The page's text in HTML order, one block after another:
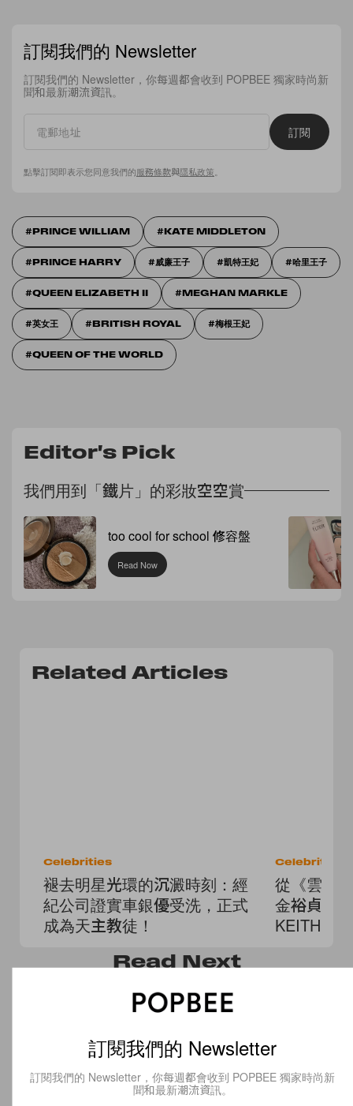
訂閱我們的 Newsletter
訂閱我們的 Newsletter，你每週都會收到 POPBEE 獨家時尚新
聞和最新潮流資訊。
訂閱
點擊訂閱即表示您同意我們的服務條款與隱私政策。
PRINCE WILLIAM KATE MIDDLETON
PRINCE HARRY 威廉王子 凱特王妃 哈里王子
QUEEN ELIZABETH II MEGHAN MARKLE
英女王 BRITISH ROYAL 梅根王妃
QUEEN OF THE WORLD
Editor's Pick
我們用到「鐵片」的彩妝空空賞
too cool for school 修容盤
Read Now
Related Articles
Celebrities
褪去明星光環的沉澱時刻：經
紀公司證實車銀優受洗，正式
成為天主教徒！
Celebrities
從《雲畫
金裕貞加
KEITH 品
Read Next
訂閱我們的 Newsletter
訂閱我們的 Newsletter，你每週都會收到 POPBEE 獨家時尚新
聞和最新潮流資訊。